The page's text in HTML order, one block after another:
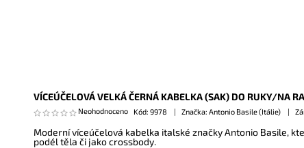
VÍCEÚČELOVÁ VELKÁ ČERNÁ KABELKA (SAK) DO RUKY/NA
Neohodnoceno Kód: 9978 Značka: Antonio Basile (Itálie)
Moderní víceúčelová kabelka italské značky Antonio Basile,
podél těla či jako crossbody.